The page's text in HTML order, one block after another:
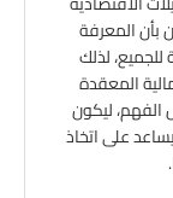
بأن المعرفة
لذلك
المعقدة
ليكون
على اتخاذ